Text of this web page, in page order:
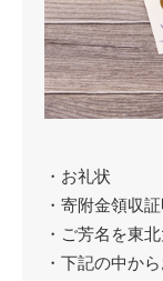
・お礼状
・寄附金領収
・ご芳名を東
・下記の中か